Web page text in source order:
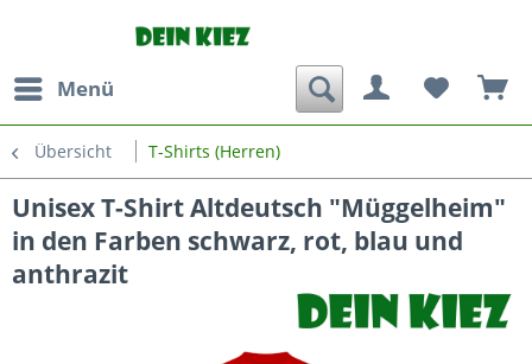
Menü
Übersicht T-Shirts (Herren)
Unisex T-Shirt Altdeutsch "Müggelheim"
in den Farben schwarz, rot, blau und
anthrazit